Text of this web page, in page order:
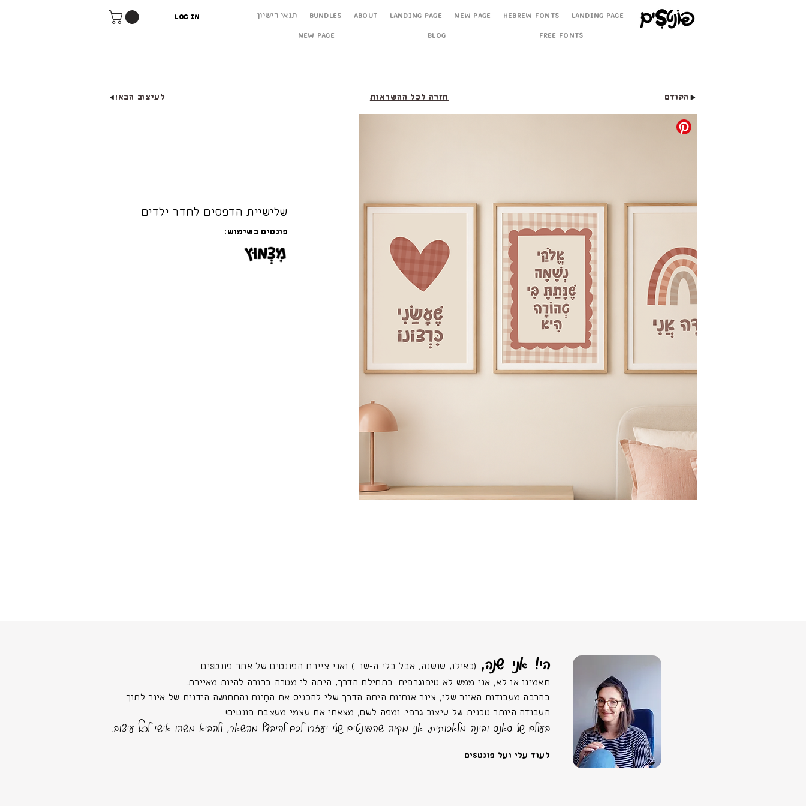
Log In Landing Page
Hebrew Fonts
New Page
Landing Page
About
Bundles תנאי רישיון
Free Fonts
Blog
New Page
לעיצוב הבא!
שלישיית הדפסים לחדר ילדים
פונטים בשימוש:
הקודם חזרה לכל ההשראות
הי! אני שנה,
(כאילו, שושנה, אבל בלי ה-שו...) ואני ציירת הפונטים של אתר פונטSים.
תאמינו או לא, אני ממש לא טיפוגרפית. בתחילת הדרך, היתה לי מטרה ברורה להיות מאיירת.
בהרבה מעבודות האיור שלי, ציור אותיות היתה הדרך שלי להכניס את החַיוּת והתחושה הידנית של איור לתוך
העבודה היותר טכנית של עיצוב גרפי. ומפה לשם, מצאתי את עצמי מעצבת פונטים!
בעולם של סאנס ובינה מלאכותית, אני מקוה שהפונטים שלי יעזרו לכם להיבדל מהשאר, ולהביא משהו אישי לכל עיצוב.
לעוד עלי ועל פונטSים